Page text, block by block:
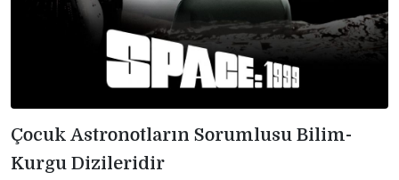
Çocuk Astronotların Sorumlusu Bilim-
Kurgu Dizileridir